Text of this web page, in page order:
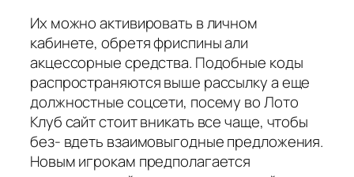
Их можно активировать в личном
кабинете, обретя фриспины али
акцессорные средства. Подобные коды
распространяются выше рассылку а еще
должностные соцсети, посему во Лото
Клуб сайт стоит вникать все чаще, чтобы
без- вдеть взаимовыгодные предложения.
Новым игрокам предполагается